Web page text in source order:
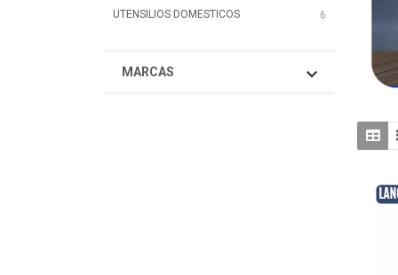
UTENSILIOS DOMESTICOS 6
MARCAS